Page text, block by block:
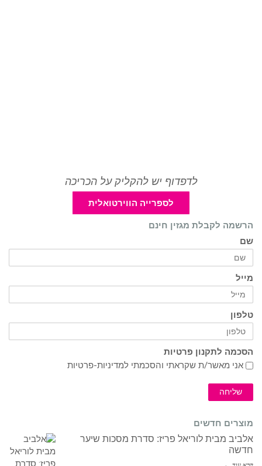
לדפדוף יש להקליק על הכריכה
לספרייה הווירטואלית
הרשמה לקבלת מגזין חינם
שם
מייל
טלפון
הסכמה לתקנון פרטיות
אני מאשר/ת שקראתי והסכמתי למדיניות-פרטיות
שליחה
מוצרים חדשים
אלביב מבית לוריאל פריז: סדרת מסכות שיער
חדשה
קרא עוד ←